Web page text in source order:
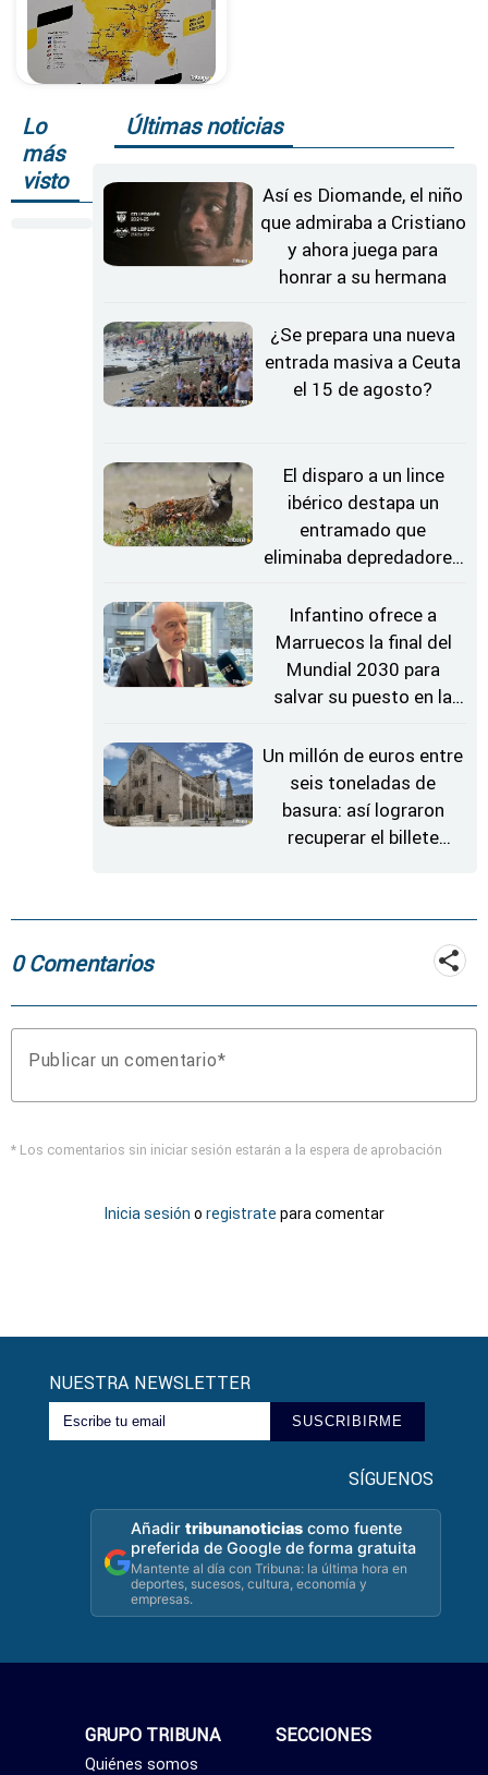
Lo
más
visto
Últimas noticias
Así es Diomande, el niño
que admiraba a Cristiano
y ahora juega para
honrar a su hermana
¿Se prepara una nueva
entrada masiva a Ceuta
el 15 de agosto?
El disparo a un lince
ibérico destapa un
entramado que
eliminaba depredadores
Infantino ofrece a
Marruecos la final del
Mundial 2030 para
salvar su puesto en la
Un millón de euros entre
seis toneladas de
basura: así lograron
recuperar el billete
0 Comentarios
Publicar un comentario
* Los comentarios sin iniciar sesión estarán a la espera de aprobación
Inicia sesión o registrate para comentar
NUESTRA NEWSLETTER
SUSCRIBIRME
SÍGUENOS
Añadirtribunanoticias como fuente
preferida de Google de forma gratuita
Mantente al día con Tribuna: la última hora en
deportes, sucesos, cultura, economía y
empresas.
SECCIONES
GRUPO TRIBUNA
Quiénes somos